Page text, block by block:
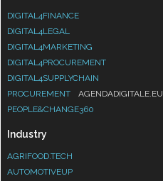
DIGITAL4FINANCE
DIGITAL4LEGAL
DIGITAL4MARKETING
DIGITAL4PROCUREMENT
DIGITAL4SUPPLYCHAIN
PROCUREMENT
AGENDADIGITALE.EU
PEOPLE&CHANGE360
Industry
AGRIFOOD.TECH
AUTOMOTIVEUP